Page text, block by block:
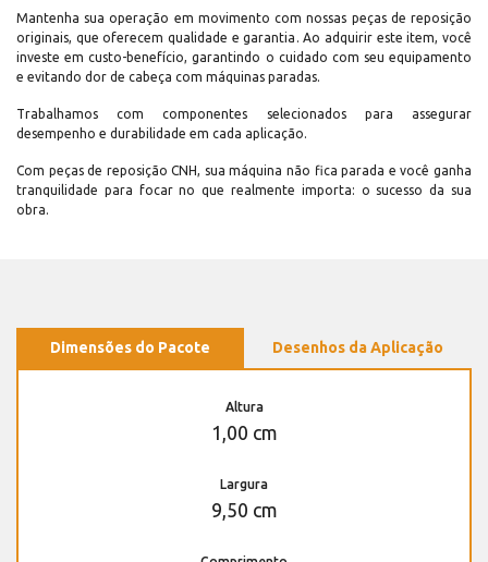
Mantenha sua operação em movimento com nossas peças de reposição
originais, que oferecem qualidade e garantia. Ao adquirir este item, você
investe em custo-benefício, garantindo o cuidado com seu equipamento
e evitando dor de cabeça com máquinas paradas.
Trabalhamos com componentes selecionados para assegurar
desempenho e durabilidade em cada aplicação.
Com peças de reposição CNH, sua máquina não fica parada e você ganha
tranquilidade para focar no que realmente importa: o sucesso da sua
obra.
Dimensões do Pacote Desenhos da Aplicação
Altura
1,00 cm
Largura
9,50 cm